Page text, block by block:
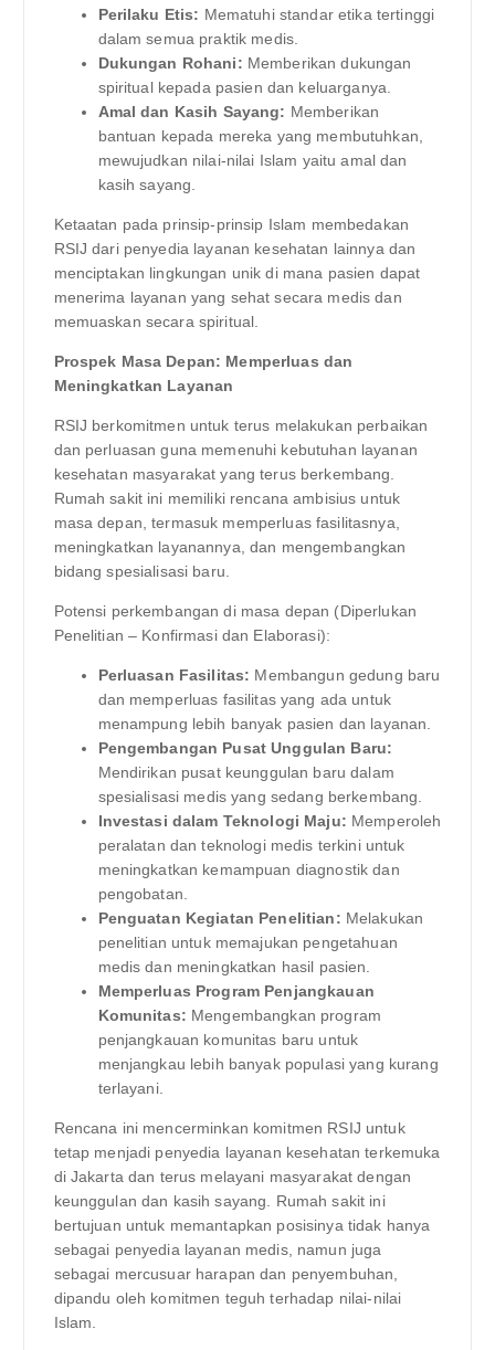
Perilaku Etis: Mematuhi standar etika tertinggi
dalam semua praktik medis.
Dukungan Rohani: Memberikan dukungan
spiritual kepada pasien dan keluarganya.
Amal dan Kasih Sayang: Memberikan
bantuan kepada mereka yang membutuhkan,
mewujudkan nilai-nilai Islam yaitu amal dan
kasih sayang.
Ketaatan pada prinsip-prinsip Islam membedakan
RSIJ dari penyedia layanan kesehatan lainnya dan
menciptakan lingkungan unik di mana pasien dapat
menerima layanan yang sehat secara medis dan
memuaskan secara spiritual.
Prospek Masa Depan: Memperluas dan
Meningkatkan Layanan
RSIJ berkomitmen untuk terus melakukan perbaikan
dan perluasan guna memenuhi kebutuhan layanan
kesehatan masyarakat yang terus berkembang.
Rumah sakit ini memiliki rencana ambisius untuk
masa depan, termasuk memperluas fasilitasnya,
meningkatkan layanannya, dan mengembangkan
bidang spesialisasi baru.
Potensi perkembangan di masa depan (Diperlukan
Penelitian – Konfirmasi dan Elaborasi):
Perluasan Fasilitas: Membangun gedung baru
dan memperluas fasilitas yang ada untuk
menampung lebih banyak pasien dan layanan.
Pengembangan Pusat Unggulan Baru:
Mendirikan pusat keunggulan baru dalam
spesialisasi medis yang sedang berkembang.
Investasi dalam Teknologi Maju: Memperoleh
peralatan dan teknologi medis terkini untuk
meningkatkan kemampuan diagnostik dan
pengobatan.
Penguatan Kegiatan Penelitian: Melakukan
penelitian untuk memajukan pengetahuan
medis dan meningkatkan hasil pasien.
Memperluas Program Penjangkauan
Komunitas: Mengembangkan program
penjangkauan komunitas baru untuk
menjangkau lebih banyak populasi yang kurang
terlayani.
Rencana ini mencerminkan komitmen RSIJ untuk
tetap menjadi penyedia layanan kesehatan terkemuka
di Jakarta dan terus melayani masyarakat dengan
keunggulan dan kasih sayang. Rumah sakit ini
bertujuan untuk memantapkan posisinya tidak hanya
sebagai penyedia layanan medis, namun juga
sebagai mercusuar harapan dan penyembuhan,
dipandu oleh komitmen teguh terhadap nilai-nilai
Islam.